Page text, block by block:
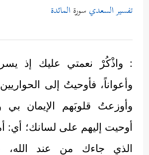
تفسير السعدي سورة المائدة
: واذْكُرْ نعمتي عليك إذ
وأعواناً، فأوحيتُ إلى
وأوزعتُ قلوبَهم الإيمان بي
أوحيت إليهم على لسانك؛ أي:
الذي جاءك من عند الله،